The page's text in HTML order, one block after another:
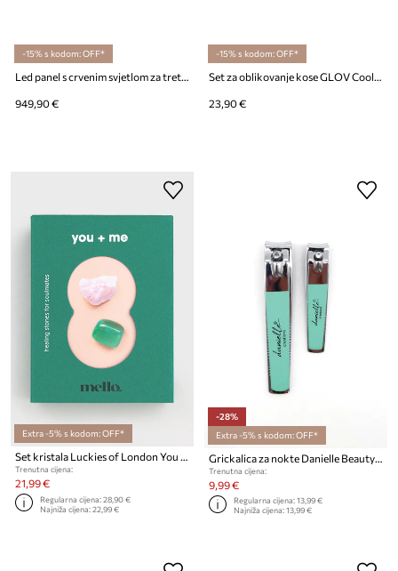
-15% s kodom: OFF*
Led panel s crvenim svjetlom za tretmane lica i tijela FOREO FAQ Dual LED Panel
949,90 €
-15% s kodom: OFF*
Set za oblikovanje kose GLOV CoolCurl Overnight Blowout
23,90 €
Extra -5% s kodom: OFF*
Set kristala Luckies of London You & Me
Trenutna cijena:
21,99 €
Regularna cijena:28,90 €
Najniža cijena:22,99 €
-28%
Extra -5% s kodom: OFF*
Grickalica za nokte Danielle Beauty Nail Clipper Duo 2-pack
Trenutna cijena:
9,99 €
Regularna cijena:13,99 €
Najniža cijena:13,99 €